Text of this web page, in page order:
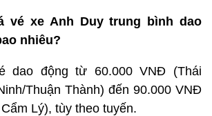
vé xe Anh Duy trung bình dao
nhiêu?
dao động từ 60.000 VNĐ (Thái
Thuận Thành) đến 90.000 VNĐ
Lý), tùy theo tuyến.